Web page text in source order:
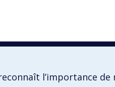
l’importance